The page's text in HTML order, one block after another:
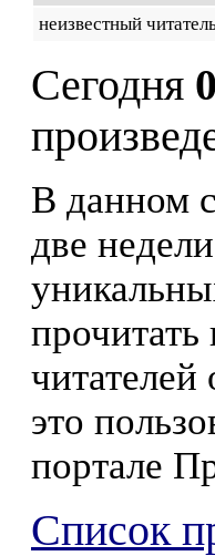
неизвестный
Сегодня 0
В данном
две
прочитать
это
портале
Список